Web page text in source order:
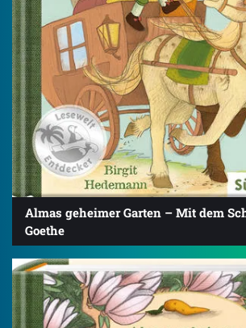
Almas geheimer Garten – Mit dem
Goethe